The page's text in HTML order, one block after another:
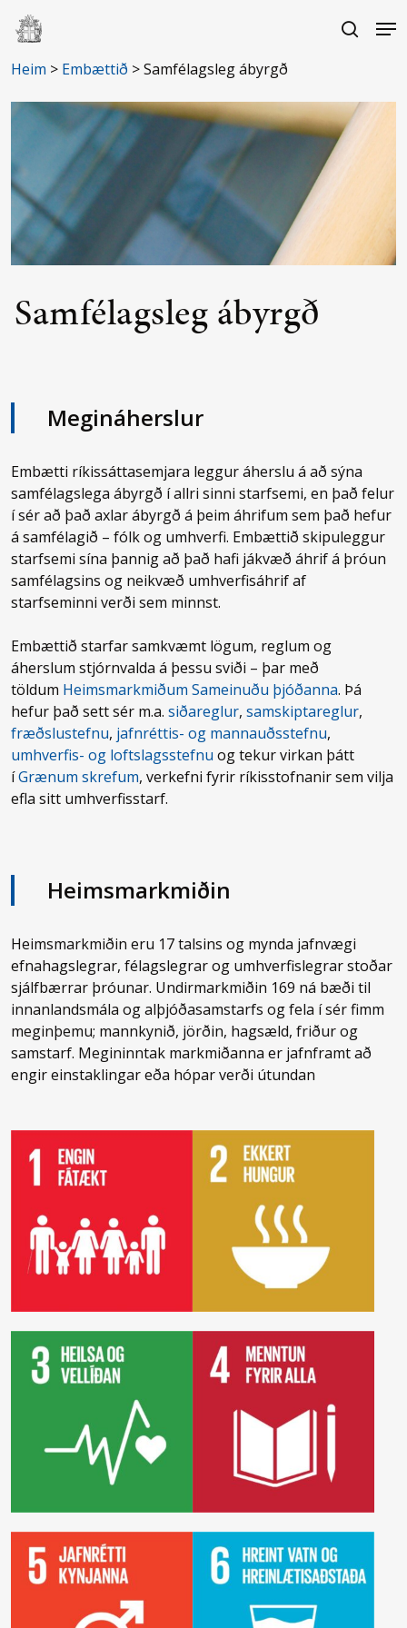
Skip
content
search
Heim > Embættið >Samfélagsleg ábyrgð
Samfélagsleg ábyrgð
Megináherslur
Embætti ríkissáttasemjara leggur áherslu á að sýna
samfélagslega ábyrgð í allri sinni starfsemi, en það felur
í sér að það axlar ábyrgð á þeim áhrifum sem það hefur
á samfélagið – fólk og umhverfi. Embættið skipuleggur
starfsemi sína þannig að það hafi jákvæð áhrif á þróun
samfélagsins og neikvæð umhverfisáhrif af
starfseminni verði sem minnst.
Embættið starfar samkvæmt lögum, reglum og
áherslum stjórnvalda á þessu sviði – þar með
töldum Heimsmarkmiðum Sameinuðu þjóðanna. Þá
hefur það sett sér m.a.siðareglur,samskiptareglur,
fræðslustefnu, jafnréttis- og mannauðsstefnu,
umhverfis- og loftslagsstefnu og tekur virkan þátt
íGrænum skrefum, verkefni fyrir ríkisstofnanir sem vilja
efla sitt umhverfisstarf.
Heimsmarkmiðin
Heimsmarkmiðin eru 17 talsins og mynda jafnvægi
efnahagslegrar, félagslegrar og umhverfislegrar stoðar
sjálfbærrar þróunar. Undirmarkmiðin 169 ná bæði til
innanlandsmála og alþjóðasamstarfs og fela í sér fimm
meginþemu; mannkynið, jörðin, hagsæld, friður og
samstarf. Megininntak markmiðanna er jafnframt að
engir einstaklingar eða hópar verði útundan